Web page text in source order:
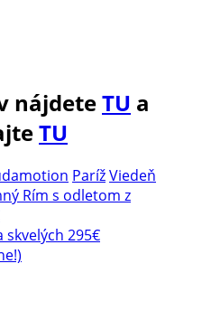
nájdeteTU a
TU
ParížViedeň
Rím s odletom z
skvelých 295€